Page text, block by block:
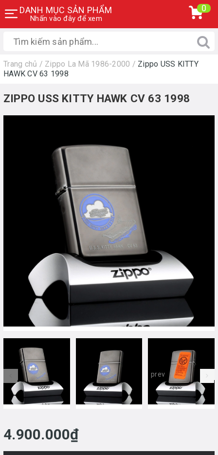
DANH MỤC SẢN PHẨM
Nhấn vào đây để xem
0
Trang chủ / Zippo La Mã 1986-2000 / Zippo USS KITTY
HAWK CV 63 1998
ZIPPO USS KITTY HAWK CV 63 1998
prev
4.900.000₫